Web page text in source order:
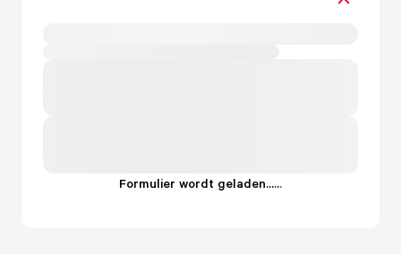
Formulier wordt geladen......